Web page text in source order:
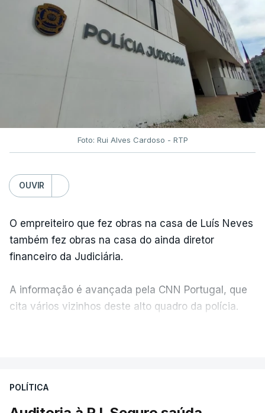
Foto: Rui Alves Cardoso - RTP
OUVIR
O empreiteiro que fez obras na casa de Luís Neves
também fez obras na casa do ainda diretor
financeiro da Judiciária.
A informação é avançada pela CNN Portugal, que
cita vários vizinhos deste alto quadro da polícia.
apreendido numa operação de droga.
POLÍTICA